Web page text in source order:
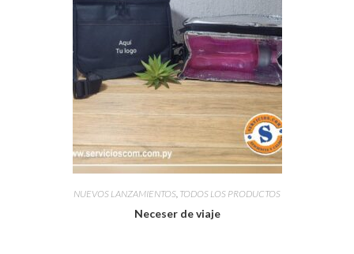
NUEVOS LANZAMIENTOS TODOS LOS PRODUCTOS
Neceser de viaje